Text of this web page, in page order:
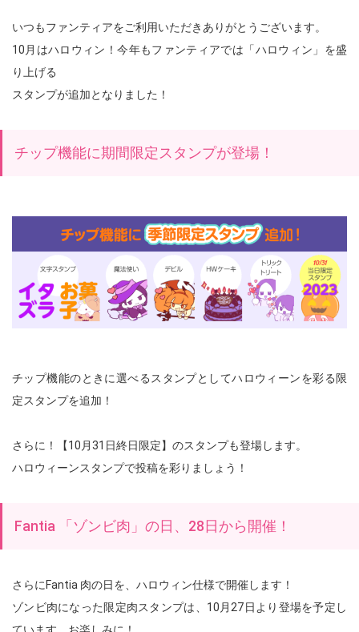
いつもファンティアをご利用いただきありがとうございます。
10月はハロウィン！今年もファンティアでは「ハロウィン」を盛
り上げる
スタンプが追加となりました！
チップ機能に期間限定スタンプが登場！
チップ機能のときに選べるスタンプとしてハロウィーンを彩る限
定スタンプを追加！
さらに！【10月31日終日限定】のスタンプも登場します。
ハロウィーンスタンプで投稿を彩りましょう！
Fantia 「ゾンビ肉」の日、28日から開催！
さらにFantia 肉の日を、ハロウィン仕様で開催します！
ゾンビ肉になった限定肉スタンプは、10月27日より登場を予定し
ています。お楽しみに！